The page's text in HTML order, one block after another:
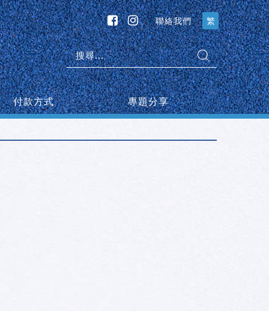
聯絡我們 繁
搜
尋:
付款方式 專題分享